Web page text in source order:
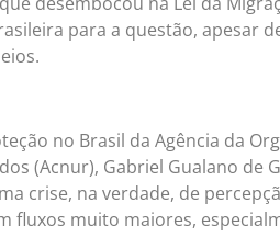
para a questão, apesar
no Brasil da Agência da
(Acnur), Gabriel Gualano de
crise, na verdade, de
fluxos muito maiores,